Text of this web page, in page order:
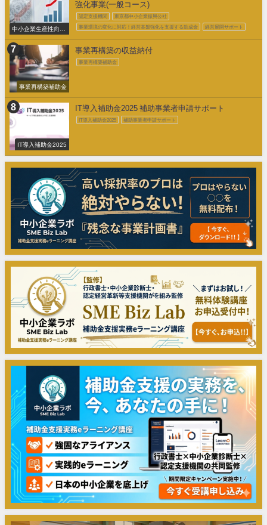
中小企業生産性向上
促進事業費補助金
強化事業(一般コース)
認定支援機関 東京都中小企業振興公社
事業環境の変化に対応！経営基盤強化を支援する助成金 経営展開サポート
事業再構築補助金
事業再構築の収益納付
事業再構築補助金
IT導入補助金2025
IT導入補助金2025 補助事業者申請サポート
IT導入補助金2025 補助事業者申請サポート